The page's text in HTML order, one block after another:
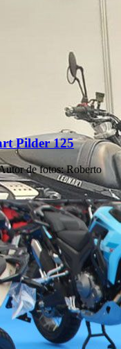
Pilder 125
de fotos: Roberto